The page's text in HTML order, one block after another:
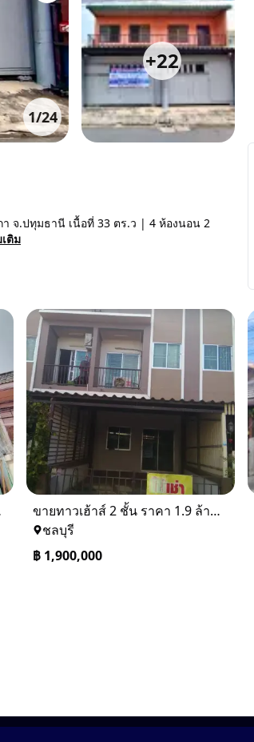
1/24
+22
จ.ปทุมธานี เนื้อที่ 33 ตร.ว | 4 ห้องนอน 2
ติม
ขายทาวเฮ้าส์ 2 ชั้น ราคา 1.9 ล้านบาท ที่อยู่ ศรีราชา ชลบุรี
ชลบุรี
฿ 1,900,000